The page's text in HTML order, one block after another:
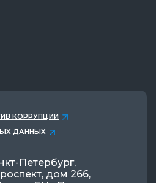
КОРРУПЦИИ
ДАННЫХ
Петербург,
дом 266,